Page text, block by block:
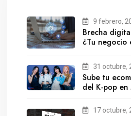
9 febrero,
Brecha
¿Tu negocio
31 octubre,
Sube tu
del K-pop en
17 octubre,